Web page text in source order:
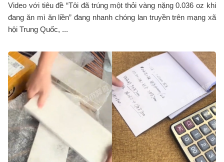
Video với tiêu đề “Tôi đã trúng một thỏi vàng nặng 0.036 oz khi
đang ăn mì ăn liền” đang nhanh chóng lan truyền trên mạng xã
hội Trung Quốc, ...